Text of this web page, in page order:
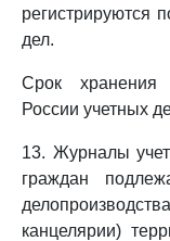
регистрируются
дел.
Срок хранения
России учетных
13. Журналы
граждан
канцелярии)